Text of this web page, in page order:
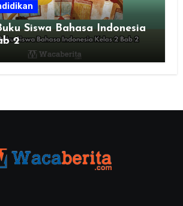
Siswa Bahasa Indonesia
2